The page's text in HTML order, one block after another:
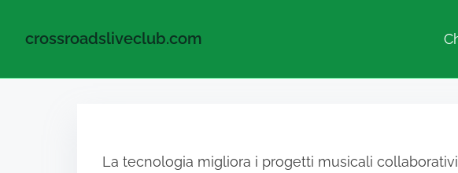
crossroadsliveclub.com
La tecnologia migliora i progetti musicali